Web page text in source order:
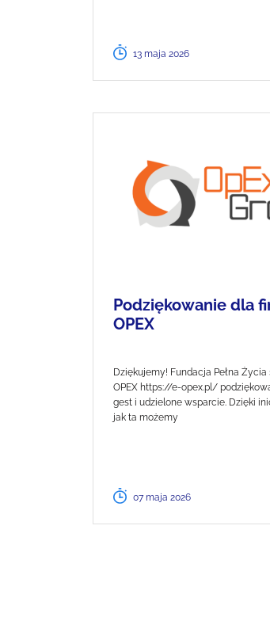
13 maja 2026
Podziękowanie dla
OPEX
Dziękujemy! Fundacja Pełna Życia
OPEX https://e-opex.pl/
gest i udzielone wsparcie. Dzięki
jak ta możemy
07 maja 2026